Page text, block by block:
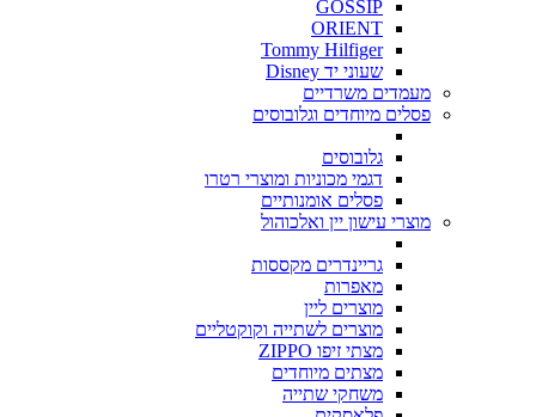
GOSSIP
ORIENT
Tommy Hilfiger
שעוני יד Disney
מעמדים משרדיים
פסלים מיוחדים וגלובוסים
גלובוסים
דגמי מכוניות ומוצרי רטרו
פסלים אומנותיים
מוצרי עישון יין ואלכוהול
גריינדרים מקססות
מאפרות
מוצרים ליין
מוצרים לשתייה וקוקטליים
מצתי זיפו ZIPPO
מצתים מיוחדים
משחקי שתייה